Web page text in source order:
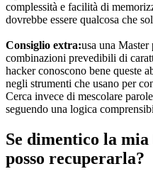
complessità e facilità di
dovrebbe essere qualcosa che
Consiglio extra:usa una Master
combinazioni prevedibili di
hacker conoscono bene queste
negli strumenti che usano per
Cerca invece di mescolare
seguendo una logica
Se dimentico la
posso recuperarla?